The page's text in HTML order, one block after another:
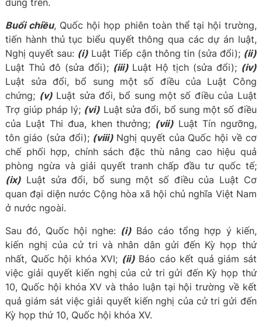
dung trên.
Buổi chiều, Quốc hội họp phiên toàn thể tại hội trường,
tiến hành thủ tục biểu quyết thông qua các dự án luật,
Nghị quyết sau: (i) Luật Tiếp cận thông tin (sửa đổi); (ii)
Luật Thủ đô (sửa đổi); (iii)Luật Hộ tịch (sửa đổi); (iv)
Luật sửa đổi, bổ sung một số điều của Luật Công
chứng; (v)Luật sửa đổi, bổ sung một số điều của Luật
Trợ giúp pháp lý; (vi) Luật sửa đổi, bổ sung một số điều
của Luật Thi đua, khen thưởng; (vii) Luật Tín ngưỡng,
tôn giáo (sửa đổi); (viii) Nghị quyết của Quốc hội về cơ
chế phối hợp, chính sách đặc thù nâng cao hiệu quả
phòng ngừa và giải quyết tranh chấp đầu tư quốc tế;
(ix) Luật sửa đổi, bổ sung một số điều của Luật Cơ
quan đại diện nước Cộng hòa xã hội chủ nghĩa Việt Nam
ở nước ngoài.
Sau đó, Quốc hội nghe: (i)Báo cáo tổng hợp ý kiến,
kiến nghị của cử tri và nhân dân gửi đến Kỳ họp thứ
nhất, Quốc hội khóa XVI; (ii)Báo cáo kết quả giám sát
việc giải quyết kiến nghị của cử tri gửi đến Kỳ họp thứ
10, Quốc hội khóa XV và thảo luận tại hội trường về kết
quả giám sát việc giải quyết kiến nghị của cử tri gửi đến
Kỳ họp thứ 10, Quốc hội khóa XV.